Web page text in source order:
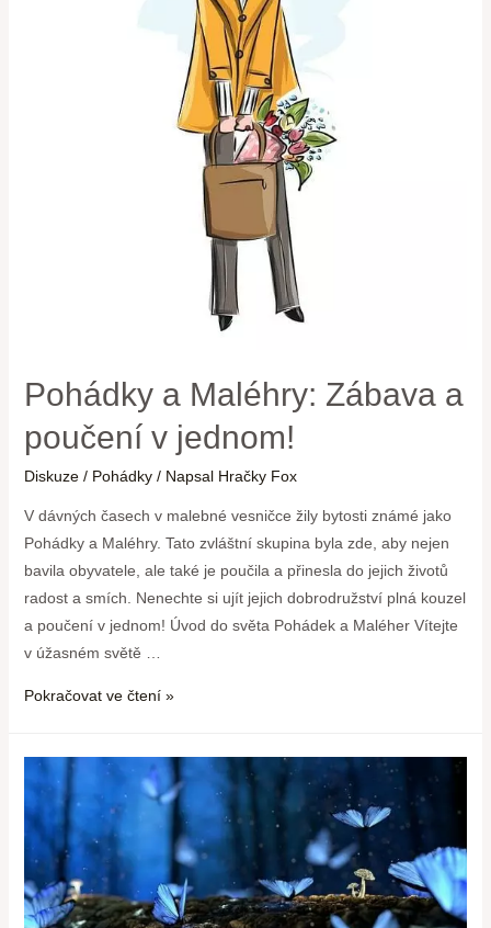
Pohádky a Maléhry: Zábava a
poučení v jednom!
Diskuze / Pohádky/ Napsal Hračky Fox
V dávných časech v malebné vesničce ‌žily bytosti známé jako
Pohádky a Maléhry. Tato zvláštní skupina byla zde, aby nejen
‍bavila obyvatele, ale také je poučila a přinesla do jejich⁢ životů
⁤radost a smích. Nenechte si ujít jejich dobrodružství plná kouzel
a poučení v jednom! Úvod do ‌světa Pohádek a Maléher Vítejte
v‍ úžasném ‌světě …
Pokračovat ve čtení »